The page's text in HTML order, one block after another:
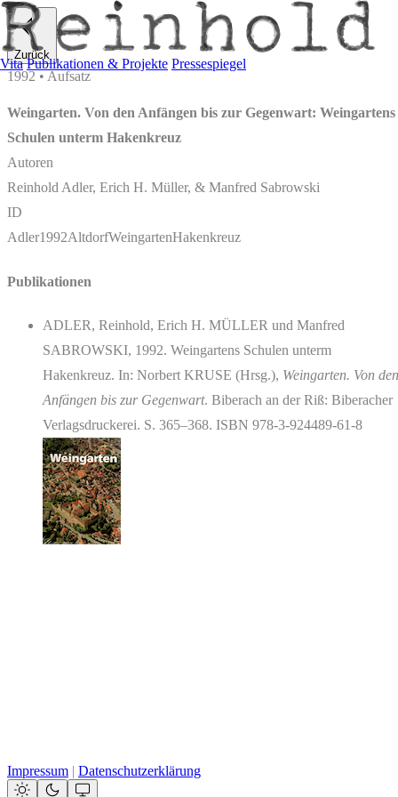
Vita Publikationen & Projekte Pressespiegel
Zurück
1992 • Aufsatz
Weingarten. Von den Anfängen bis zur Gegenwart: Weingartens
Schulen unterm Hakenkreuz
Autoren
Reinhold Adler, Erich H. Müller, & Manfred Sabrowski
ID
Adler1992AltdorfWeingartenHakenkreuz
Publikationen
ADLER, Reinhold, Erich H. MÜLLER und Manfred
SABROWSKI, 1992. Weingartens Schulen unterm
Hakenkreuz. In: Norbert KRUSE (Hrsg.), Weingarten. Von den
Anfängen bis zur Gegenwart. Biberach an der Riß: Biberacher
Verlagsdruckerei. S. 365–368. ISBN 978-3-924489-61-8
Impressum | Datenschutzerklärung